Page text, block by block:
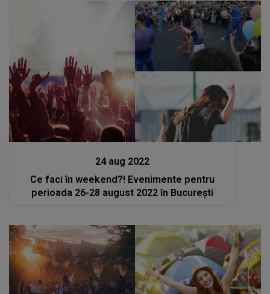
Stiri
24 aug 2022
Ce faci în weekend?! Evenimente pentru
perioada 26-28 august 2022 în București